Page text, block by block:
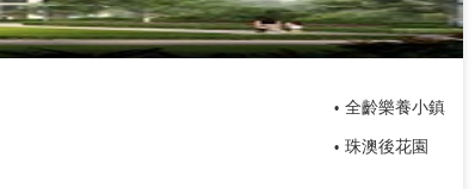
• 全齡樂養小鎮
• 珠澳後花園